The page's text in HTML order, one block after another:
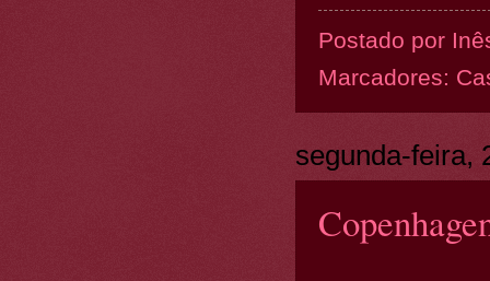
Postado por
Marcadores:
segunda-feira,